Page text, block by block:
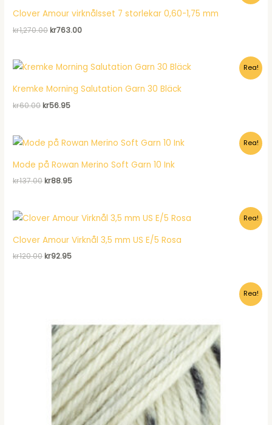
Clover Amour virknålsset 7 storlekar 0,60-1,75 mm
kr1,270.00Det
kr1,270.00.
kr763.00Det
kr763.00.
Rea!
Kremke Morning Salutation Garn 30 Bläck
kr60.00Det
kr60.00.
kr56.95Det
kr56.95.
Rea!
Mode på Rowan Merino Soft Garn 10 Ink
kr137.00Det
kr137.00.
kr88.95Det
kr88.95.
Rea!
Clover Amour Virknål 3,5 mm US E/5 Rosa
kr120.00Det
kr92.95Det
Rea!